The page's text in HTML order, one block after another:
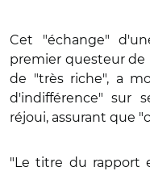
Cet "échange"
premier questeur de
de "très riche", a
d'indifférence" sur
réjoui, assurant que
"Le titre du rapport